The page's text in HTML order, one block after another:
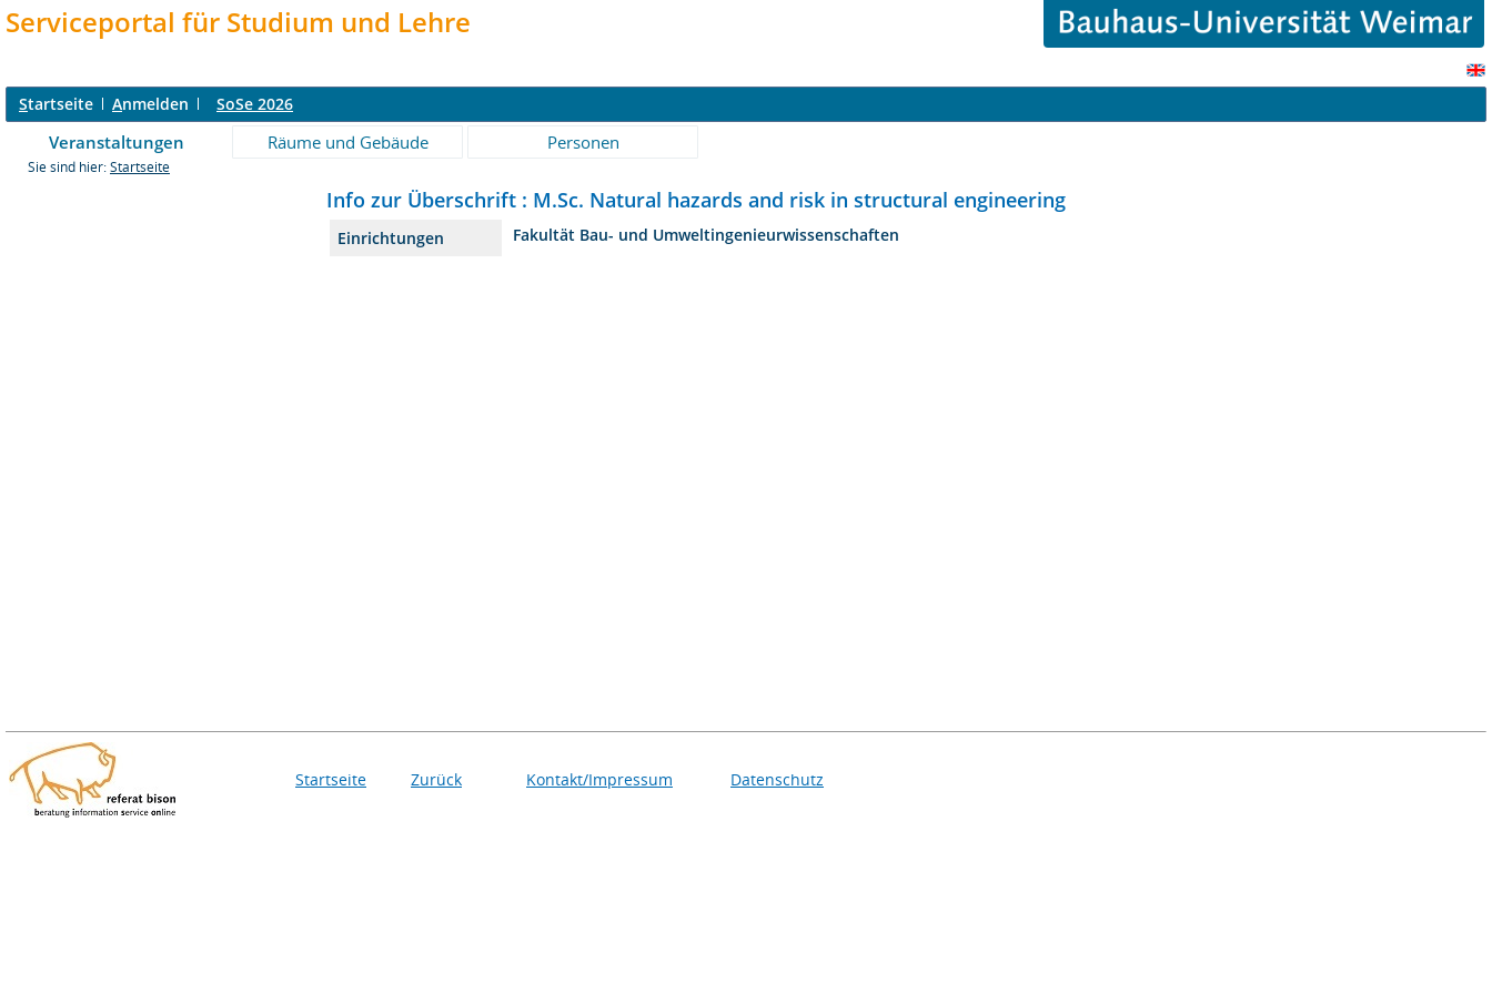
Serviceportal für Studium und Lehre
Startseite Anmelden SoSe 2026
Veranstaltungen Räume und Gebäude Personen
Sie sind hier: Startseite
Info zur Überschrift : M.Sc. Natural hazards and risk in structural engineering
Einrichtungen Fakultät Bau- und Umweltingenieurwissenschaften
Startseite Zurück Kontakt/Impressum Datenschutz